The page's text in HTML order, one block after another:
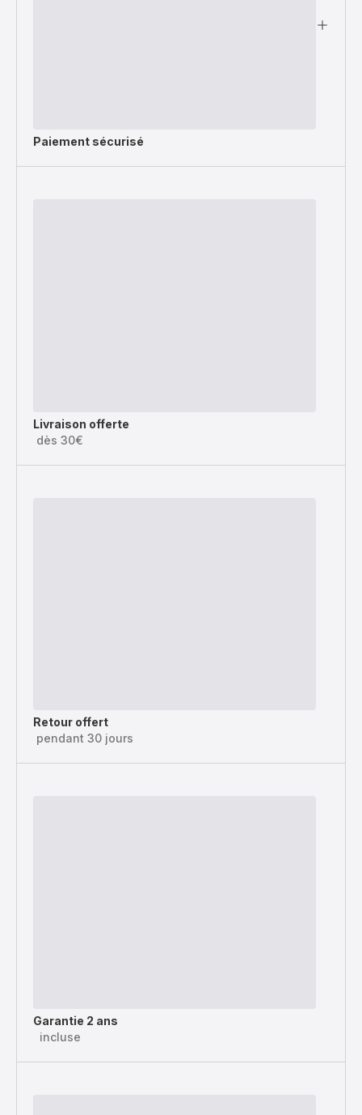
Paiement sécurisé
Livraison offerte
dès 30€
Retour offert
pendant 30 jours
Garantie 2 ans
incluse